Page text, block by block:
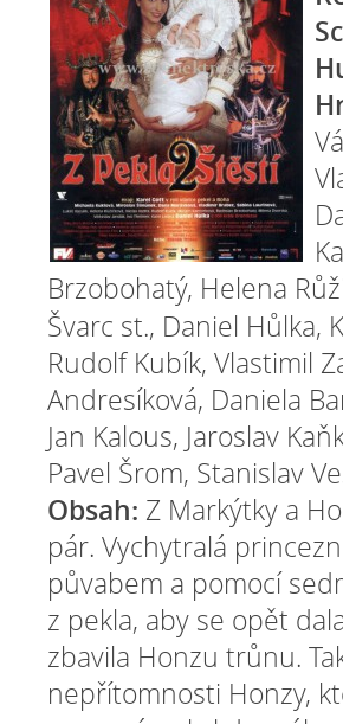
Brzobohatý, Helena
Švarc st., Daniel Hůlka,
Rudolf Kubík, Vlastimil
Andresíková, Daniela
Jan Kalous, Jaroslav
Pavel Šrom, Stanislav
Obsah: Z Markýtky a
pár. Vychytralá
půvabem a pomocí
z pekla, aby se opět
zbavila Honzu trůnu.
nepřítomnosti Honzy,